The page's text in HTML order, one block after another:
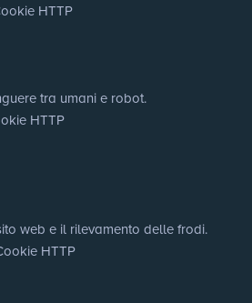
HTTP
tra umani e robot.
HTTP
web e il rilevamento delle frodi.
HTTP